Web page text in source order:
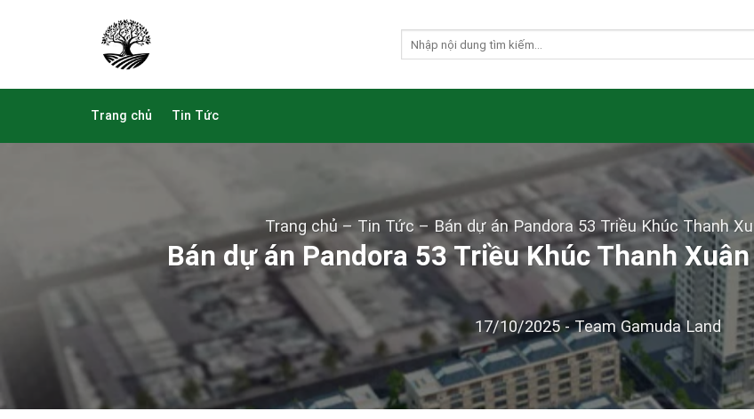
Trang chủ Tin Tức
Trang chủ – Tin Tức– Bán dự án Pandora 53 Triều Khúc Thanh
Bán dự án Pandora 53 Triều Khúc Thanh
17/10/2025-Team Gamuda Land